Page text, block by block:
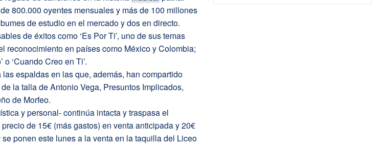
800.000 oyentes mensuales y más de 100 millones
de estudio en el mercado y dos en directo.
de éxitos como ‘Es Por Ti’, uno de sus temas
reconocimiento en países como México y Colombia;
o ‘Cuando Creo en Ti’.
espaldas en las que, además, han compartido
la talla de Antonio Vega, Presuntos Implicados,
de Morfeo.
y personal- continúa intacta y traspasa el
de 15€ (más gastos) en venta anticipada y 20€
ponen este lunes a la venta en la taquilla del Liceo